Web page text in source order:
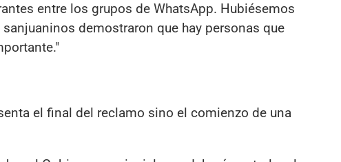
entre los grupos de WhatsApp. Hubiésemos
demostraron que hay personas que
el final del reclamo sino el comienzo de una